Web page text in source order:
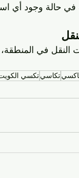
في حالة وجود أي
النقل في
تكاسيتكسي